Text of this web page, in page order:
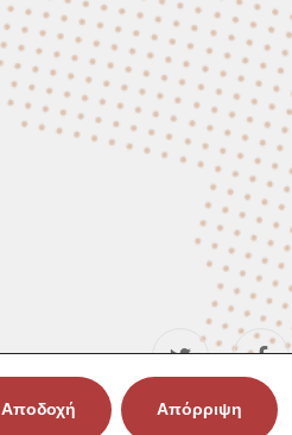
Αποδοχή Απόρριψη